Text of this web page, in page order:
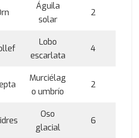
Águila
solar
2
Lobo
escarlata
4
Murciélag
o umbrío
2
Oso
glacial
6